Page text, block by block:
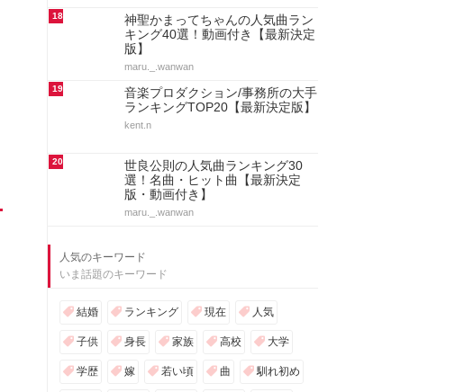
18
神聖かまってちゃんの人気曲ラン
キング40選！動画付き【最新決定
版】
maru._.wanwan
19
音楽プロダクション/事務所の大手
ランキングTOP20【最新決定版】
kent.n
20
世良公則の人気曲ランキング30
選！名曲・ヒット曲【最新決定
版・動画付き】
maru._.wanwan
人気のキーワード
いま話題のキーワード
結婚 ランキング 現在 人気
子供 身長 家族 高校 大学
学歴 嫁 若い頃 曲 馴れ初め